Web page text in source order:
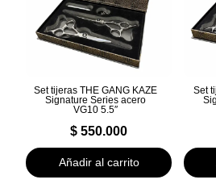
Set tijeras THE GANG KAZE
Signature Series acero
VG10 5.5″
$ 550.000
Añadir al carrito
Set